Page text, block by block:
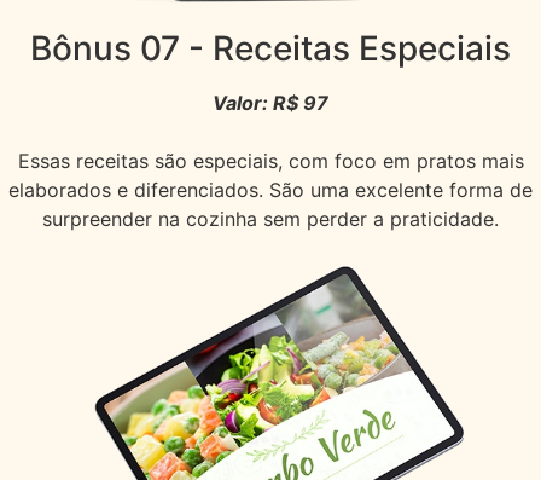
Bônus 07 - Receitas Especiais
Valor: R$ 97
Essas receitas são especiais, com foco em pratos mais
elaborados e diferenciados. São uma excelente forma de
surpreender na cozinha sem perder a praticidade.